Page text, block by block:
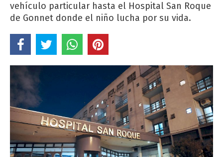
vehículo particular hasta el Hospital San Roque
de Gonnet donde el niño lucha por su vida.